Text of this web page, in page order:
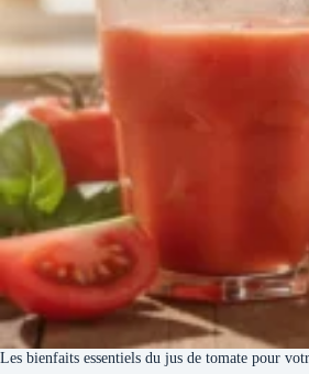
Les bienfaits essentiels du jus de tomate pour